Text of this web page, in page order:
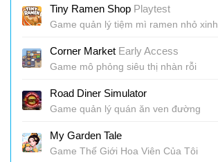
Tiny Ramen Shop Playtest
Game quản lý tiệm mì ramen nhỏ xinh
Corner Market Early Access
Game mô phỏng siêu thị nhàn rỗi
Road Diner Simulator
Game quản lý quán ăn ven đường
My Garden Tale
Game Thế Giới Hoa Viên Của Tôi